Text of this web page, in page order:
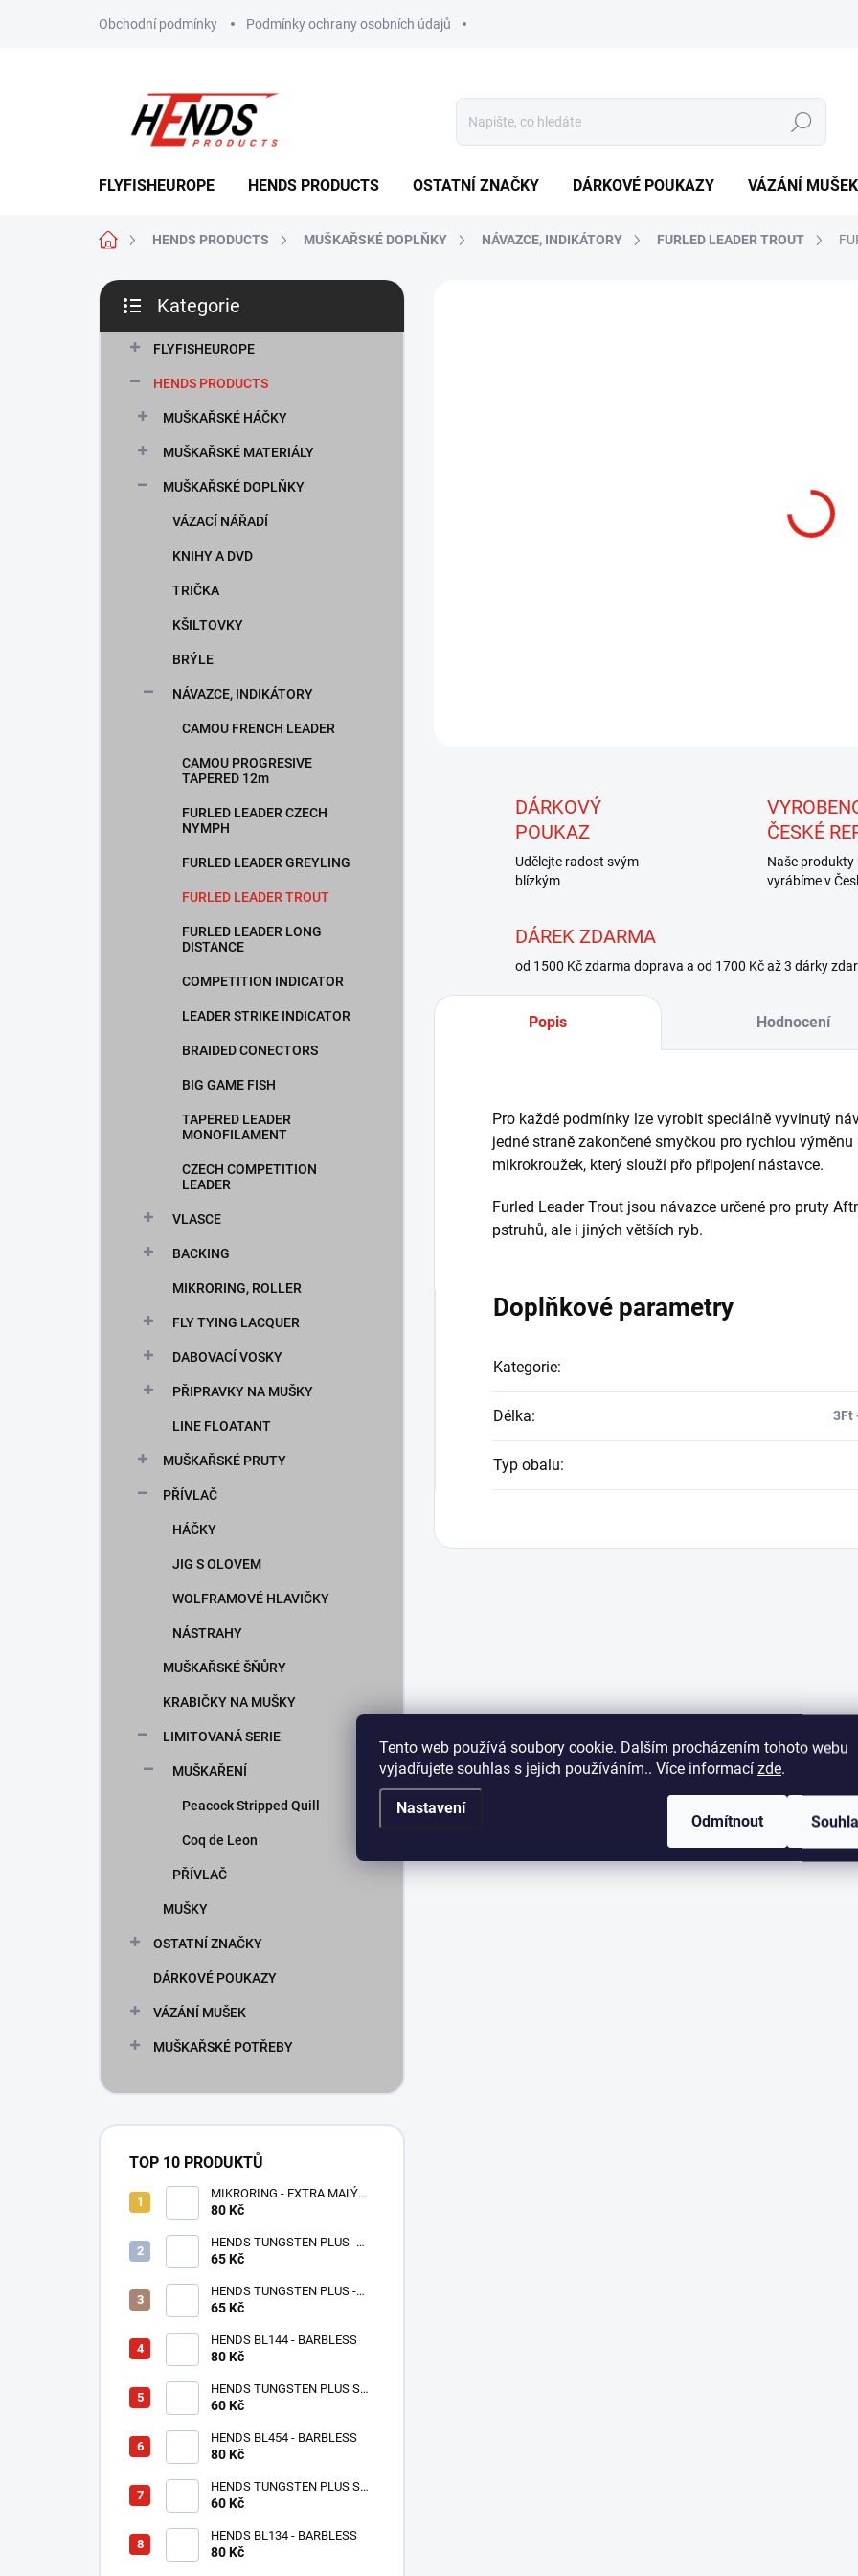
Tento web používá soubory cookie. Dalším procházením tohoto webu
vyjadřujete souhlas s jejich používáním.. Více informací zde.
Nastavení
Odmítnout
Obchodní podmínky Podmínky ochrany osobních údajů
Hledat
FLYFISHEUROPE HENDS PRODUCTS OSTATNÍ ZNAČKY DÁRKOVÉ POUKAZY VÁZÁNÍ MUŠEK
Domů HENDS PRODUCTS MUŠKAŘSKÉ DOPLŇKY NÁVAZCE, INDIKÁTORY FURLED LEADER TROUT
P
s
kategorie
Kategorie
FLYFISHEUROPE
HENDS PRODUCTS
MUŠKAŘSKÉ HÁČKY
MUŠKAŘSKÉ MATERIÁLY
MUŠKAŘSKÉ DOPLŇKY
VÁZACÍ NÁŘADÍ
KNIHY A DVD
TRIČKA
KŠILTOVKY
BRÝLE
NÁVAZCE, INDIKÁTORY
CAMOU FRENCH LEADER
CAMOU PROGRESIVE
TAPERED 12m
FURLED LEADER CZECH
NYMPH
FURLED LEADER GREYLING
FURLED LEADER TROUT
FURLED LEADER LONG
DISTANCE
COMPETITION INDICATOR
LEADER STRIKE INDICATOR
BRAIDED CONECTORS
BIG GAME FISH
TAPERED LEADER
MONOFILAMENT
CZECH COMPETITION
LEADER
VLASCE
BACKING
MIKRORING, ROLLER
FLY TYING LACQUER
DABOVACÍ VOSKY
PŘIPRAVKY NA MUŠKY
LINE FLOATANT
MUŠKAŘSKÉ PRUTY
PŘÍVLAČ
HÁČKY
JIG S OLOVEM
WOLFRAMOVÉ HLAVIČKY
NÁSTRAHY
MUŠKAŘSKÉ ŠŇŮRY
KRABIČKY NA MUŠKY
LIMITOVANÁ SERIE
MUŠKAŘENÍ
Peacock Stripped Quill
Coq de Leon
PŘÍVLAČ
MUŠKY
OSTATNÍ ZNAČKY
DÁRKOVÉ POUKAZY
VÁZÁNÍ MUŠEK
MUŠKAŘSKÉ POTŘEBY
TOP 10 PRODUKTŮ
MIKRORING - EXTRA MALÝ
80 Kč
HENDS TUNGSTEN PLUS -
65 Kč
HENDS TUNGSTEN PLUS -
RŮŽOVÁ ANODIZOVANÁ
65 Kč
HENDS BL144 - BARBLESS
80 Kč
HENDS TUNGSTEN PLUS S
MALOU DRÁŽKOU -
60 Kč
HENDS BL454 - BARBLESS
80 Kč
HENDS TUNGSTEN PLUS S
MALOU DRÁŽKOU - MĚDĚNÝ
60 Kč
HENDS BL134 - BARBLESS
80 Kč
DÁRKOVÝ
POUKAZ
Udělejte radost svým
blízkým
ČESKÉ
Naše produkty
vyrábíme v
DÁREK ZDARMA
od 1500 Kč zdarma doprava a od 1700 Kč až 3 dárky
Popis Hodnocení
Pro každé podmínky lze vyrobit speciálně vyvinutý
jedné straně zakončené smyčkou pro rychlou
mikrokroužek, který slouží přo připojení nástavce.
Furled Leader Trout jsou návazce určené pro pruty
pstruhů, ale i jiných větších ryb.
Doplňkové parametry
Kategorie:
Délka: 3Ft
Typ obalu: